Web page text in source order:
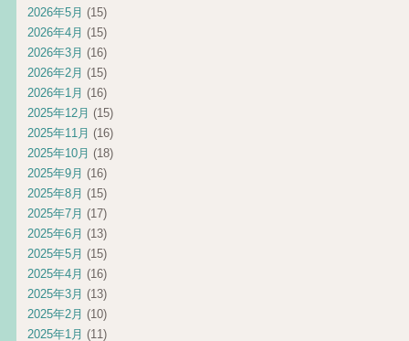
2026年5月 (15)
2026年4月 (15)
2026年3月 (16)
2026年2月 (15)
2026年1月 (16)
2025年12月 (15)
2025年11月 (16)
2025年10月 (18)
2025年9月 (16)
2025年8月 (15)
2025年7月 (17)
2025年6月 (13)
2025年5月 (15)
2025年4月 (16)
2025年3月 (13)
2025年2月 (10)
2025年1月 (11)